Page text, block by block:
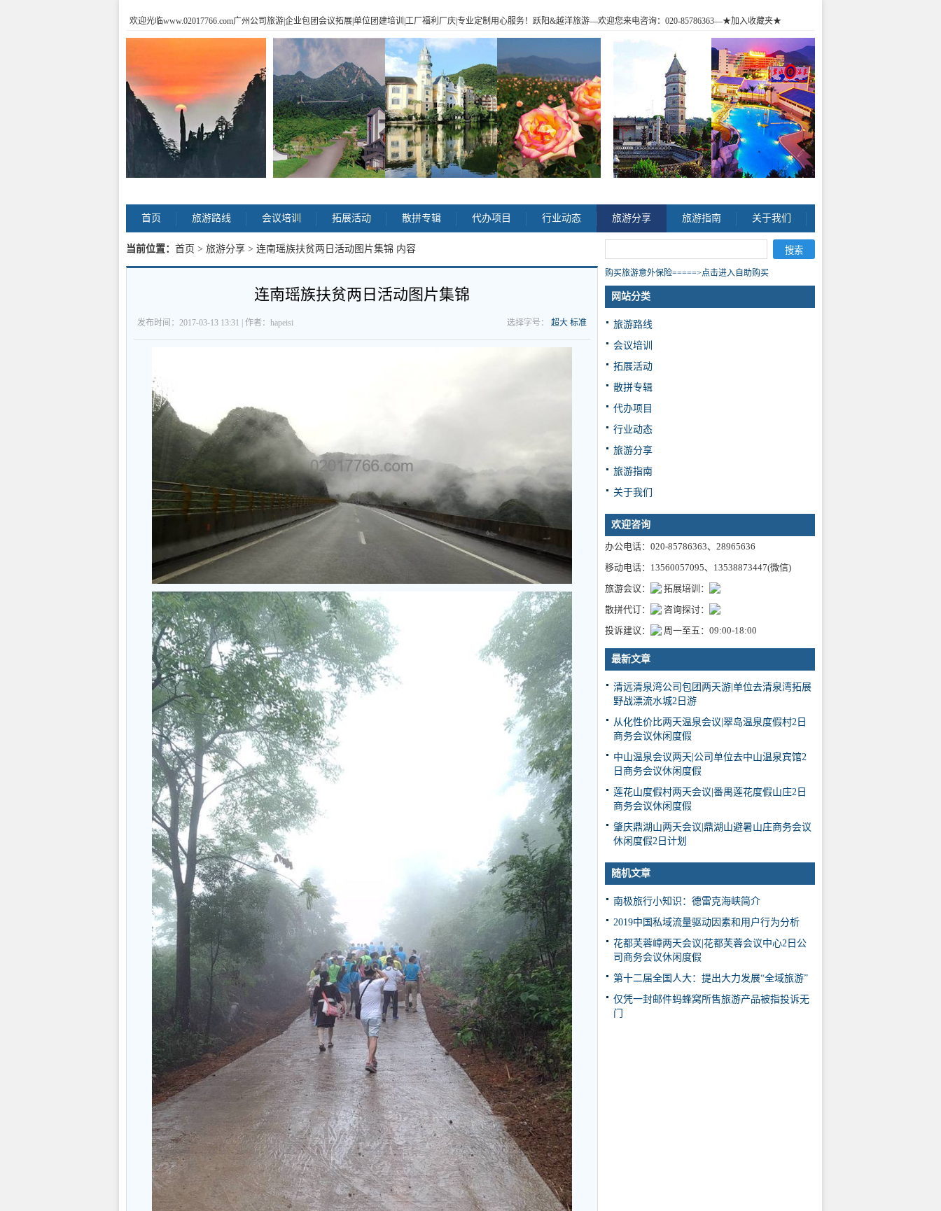
欢迎光临www.02017766.com广州公司旅游|企业包团会议拓展|单位团建培训|工厂福利厂庆|专业定制用心服务！跃阳&越洋旅游—欢迎您来电咨询：020-85786363—★加入收藏夹★
首页 旅游路线 会议培训 拓展活动 散拼专辑 代办项目 行业动态 旅游分享 旅游指南 关于我们
当前位置： 首页 > 旅游分享 > 连南瑶族扶贫两日活动图片集锦 内容
连南瑶族扶贫两日活动图片集锦
选择字号： 超大 标准
发布时间：2017-03-13 13:31 | 作者：hapeisi
购买旅游意外保险=====>点击进入自助购买
网站分类
旅游路线
会议培训
拓展活动
散拼专辑
代办项目
行业动态
旅游分享
旅游指南
关于我们
欢迎咨询
办公电话：020-85786363、28965636
移动电话：13560057095、13538873447(微信)
旅游会议：
拓展培训：
散拼代订：
咨询探讨：
投诉建议：
周一至五：09:00-18:00
最新文章
清远清泉湾公司包团两天游|单位去清泉湾拓展
野战漂流水城2日游
从化性价比两天温泉会议|翠岛温泉度假村2日
商务会议休闲度假
中山温泉会议两天|公司单位去中山温泉宾馆2
日商务会议休闲度假
莲花山度假村两天会议|番禺莲花度假山庄2日
商务会议休闲度假
肇庆鼎湖山两天会议|鼎湖山避暑山庄商务会议
休闲度假2日计划
随机文章
南极旅行小知识：德雷克海峡简介
2019中国私域流量驱动因素和用户行为分析
花都芙蓉嶂两天会议|花都芙蓉会议中心2日公
司商务会议休闲度假
第十二届全国人大：提出大力发展“全域旅游”
仅凭一封邮件蚂蜂窝所售旅游产品被指投诉无
门